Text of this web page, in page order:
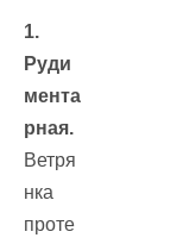
1.
Руди
мента
рная.
Ветря
нка
проте